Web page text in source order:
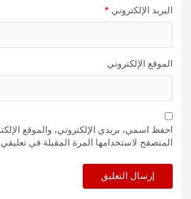
البريد الإلكتروني *
الموقع الإلكتروني
احفظ اسمي، بريدي الإلكتروني، والموقع
المتصفح لاستخدامها المرة المقبلة في